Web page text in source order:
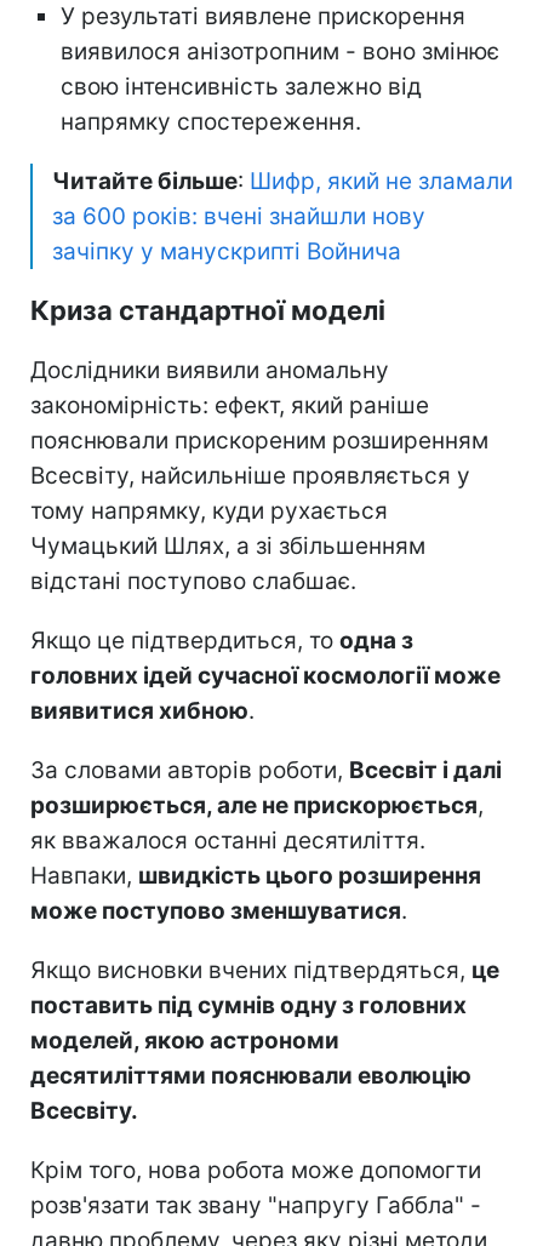
У результаті виявлене прискорення
виявилося анізотропним - воно змінює
свою інтенсивність залежно від
напрямку спостереження.
Читайте більше: Шифр, який не зламали
за 600 років: вчені знайшли нову
зачіпку у манускрипті Войнича
Криза стандартної моделі
Дослідники виявили аномальну
закономірність: ефект, який раніше
пояснювали прискореним розширенням
Всесвіту, найсильніше проявляється у
тому напрямку, куди рухається
Чумацький Шлях, а зі збільшенням
відстані поступово слабшає.
Якщо це підтвердиться, то одна з
головних ідей сучасної космології може
виявитися хибною.
За словами авторів роботи, Всесвіт і далі
розширюється, але не прискорюється,
як вважалося останні десятиліття.
Навпаки, швидкість цього розширення
може поступово зменшуватися.
Якщо висновки вчених підтвердяться, це
поставить під сумнів одну з головних
моделей, якою астрономи
десятиліттями пояснювали еволюцію
Всесвіту.
Крім того, нова робота може допомогти
розв'язати так звану "напругу Габбла" -
давню проблему, через яку різні методи